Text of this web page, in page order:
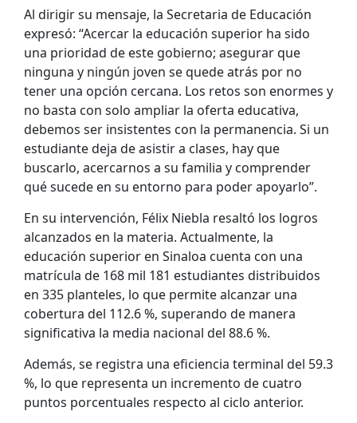
Al dirigir su mensaje, la Secretaria de Educación
expresó: “Acercar la educación superior ha sido
una prioridad de este gobierno; asegurar que
ninguna y ningún joven se quede atrás por no
tener una opción cercana. Los retos son enormes y
no basta con solo ampliar la oferta educativa,
debemos ser insistentes con la permanencia. Si un
estudiante deja de asistir a clases, hay que
buscarlo, acercarnos a su familia y comprender
qué sucede en su entorno para poder apoyarlo”.
En su intervención, Félix Niebla resaltó los logros
alcanzados en la materia. Actualmente, la
educación superior en Sinaloa cuenta con una
matrícula de 168 mil 181 estudiantes distribuidos
en 335 planteles, lo que permite alcanzar una
cobertura del 112.6 %, superando de manera
significativa la media nacional del 88.6 %.
Además, se registra una eficiencia terminal del 59.3
%, lo que representa un incremento de cuatro
puntos porcentuales respecto al ciclo anterior.